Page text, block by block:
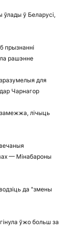
ў Беларусі,
прызнанні
рашэнне
для
Чарнагор
лічыць
— Мінабароны
да "змены
ўжо больш за